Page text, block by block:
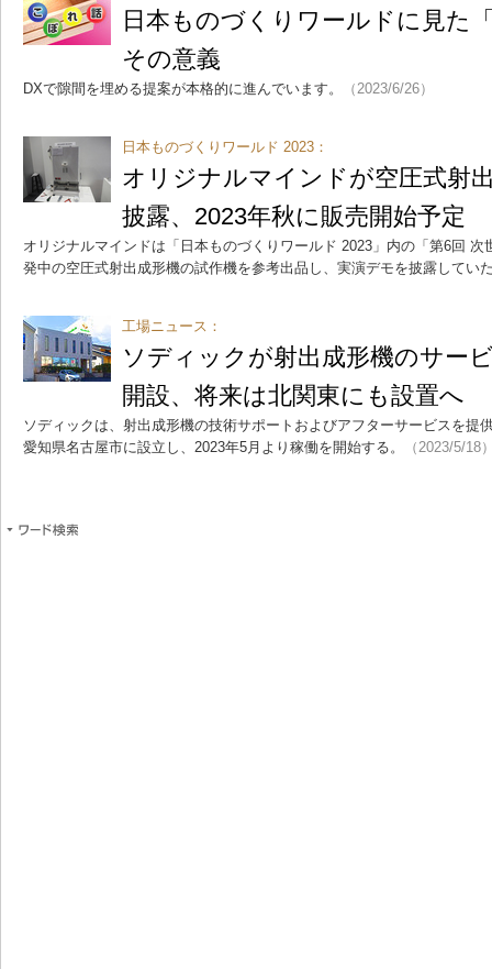
日本ものづくりワールドに見た
その意義
DXで隙間を埋める提案が本格的に進んでいます。 （2023/6/26）
日本ものづくりワールド 2023：
オリジナルマインドが空圧式射
披露、2023年秋に販売開始予定
オリジナルマインドは「日本ものづくりワールド 2023」内の「第6回 次
発中の空圧式射出成形機の試作機を参考出品し、実演デモを披露してい
工場ニュース：
ソディックが射出成形機のサー
開設、将来は北関東にも設置へ
ソディックは、射出成形機の技術サポートおよびアフターサービスを提
愛知県名古屋市に設立し、2023年5月より稼働を開始する。
（2023/5/18